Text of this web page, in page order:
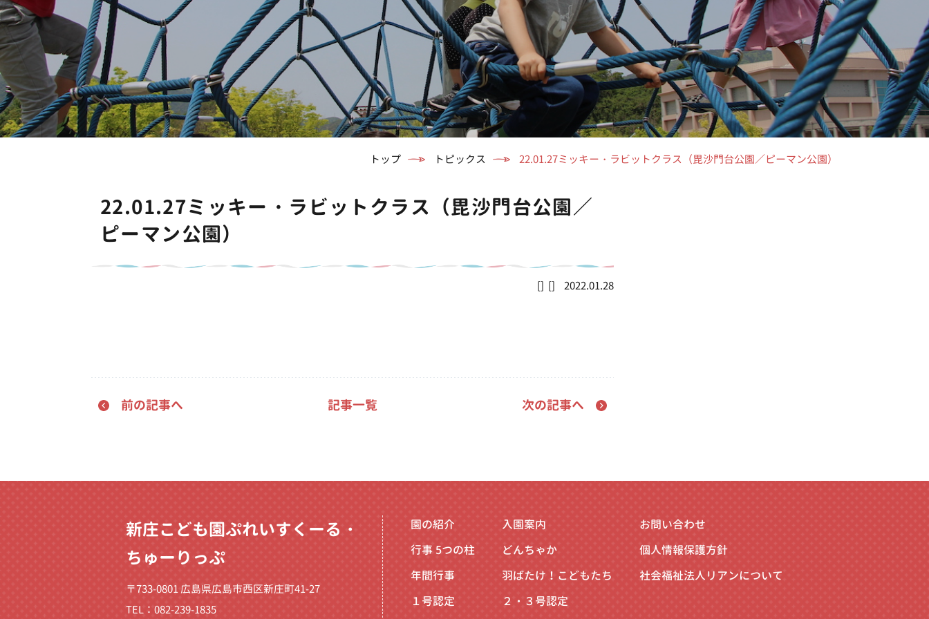
トップ トピックス 22.01.27ミッキー・ラビットクラス（毘沙門台公園／ピーマン公園）
22.01.27ミッキー・ラビットクラス（毘沙門台公園／
ピーマン公園）
2022.01.28
前の記事へ 記事一覧 次の記事へ
新庄こども園ぷれいすくーる・
ちゅーりっぷ
〒733-0801 広島県広島市西区新庄町41-27
TEL：082-239-1835
園の紹介
行事5つの柱
年間行事
１号認定
入園案内
どんちゃか
羽ばたけ！こどもたち
２・３号認定
お問い合わせ
個人情報保護方針
社会福祉法人リアンについて